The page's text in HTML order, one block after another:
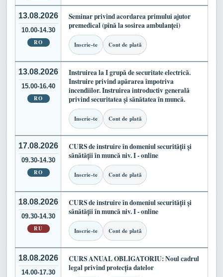
13.08.2026
10.00-14.30
RO
Seminar privind acordarea primului ajutor
premedical (pînă la sosirea ambulanței)
Inscrie-te Cont de plată
13.08.2026
15.00-16.40
RO
Instruirea la I grupă de securitate electrică.
Instruire privind apărarea împotriva
incendiilor. Instruirea introductiv generală
privind securitatea și sănătatea în muncă.
Inscrie-te Cont de plată
17.08.2026
09.30-14.30
RO
CURS de instruire în domeniul securității și
sănătății în muncă niv. I - online
Inscrie-te Cont de plată
18.08.2026
09.30-14.30
RU
CURS de instruire în domeniul securității și
sănătății în muncă niv. I - online
Inscrie-te Cont de plată
18.08.2026
14.00-17.30
CURS ANUAL OBLIGATORIU: Noul cadrul
legal privind protecția datelor